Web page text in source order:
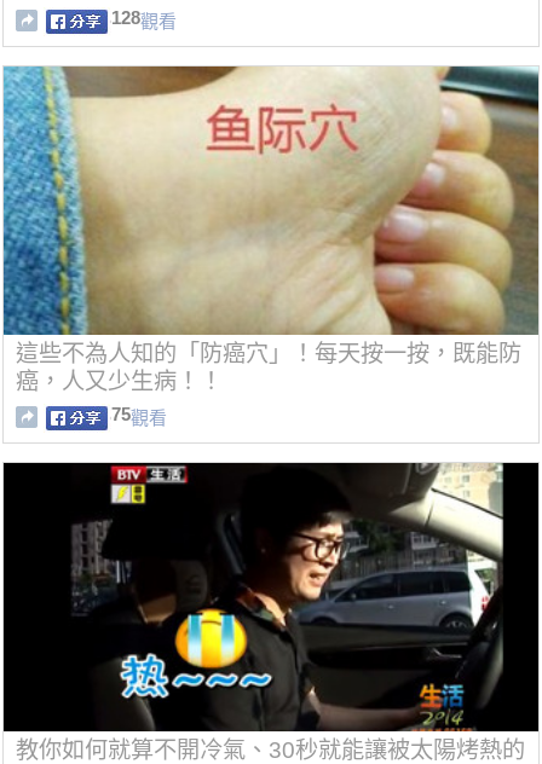
128觀看
這些不為人知的「防癌穴」！每天按一按，既能防
癌，人又少生病！！
75觀看
教你如何就算不開冷氣、30秒就能讓被太陽烤熱的